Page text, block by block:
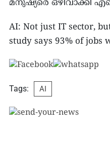
മനുഷ്യരെ ഒഴിവാക്കി
AI: Not just IT sector,
study says 93% of jobs
Tags: AI